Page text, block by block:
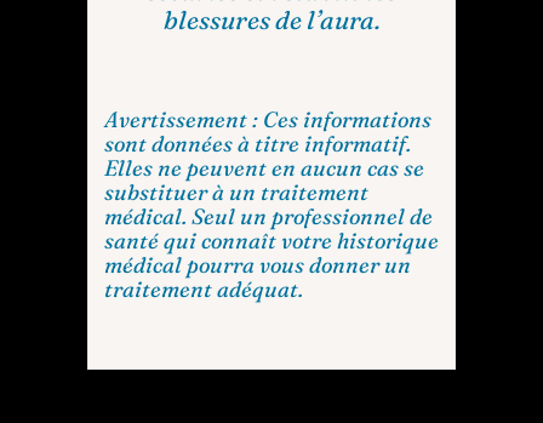
blessures de l’aura.
Avertissement : Ces informations
sont données à titre informatif.
Elles ne peuvent en aucun cas se
substituer à un traitement
médical. Seul un professionnel de
santé qui connaît votre historique
médical pourra vous donner un
traitement adéquat.